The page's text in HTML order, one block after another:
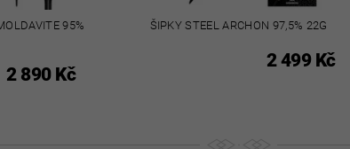
95%
2 890 Kč
ŠIPKY STEEL ARCHON 97,5% 22G
2 499 Kč